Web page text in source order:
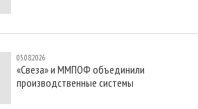
05.08.2026
«Свеза» и ММПОФ объединили
производственные системы